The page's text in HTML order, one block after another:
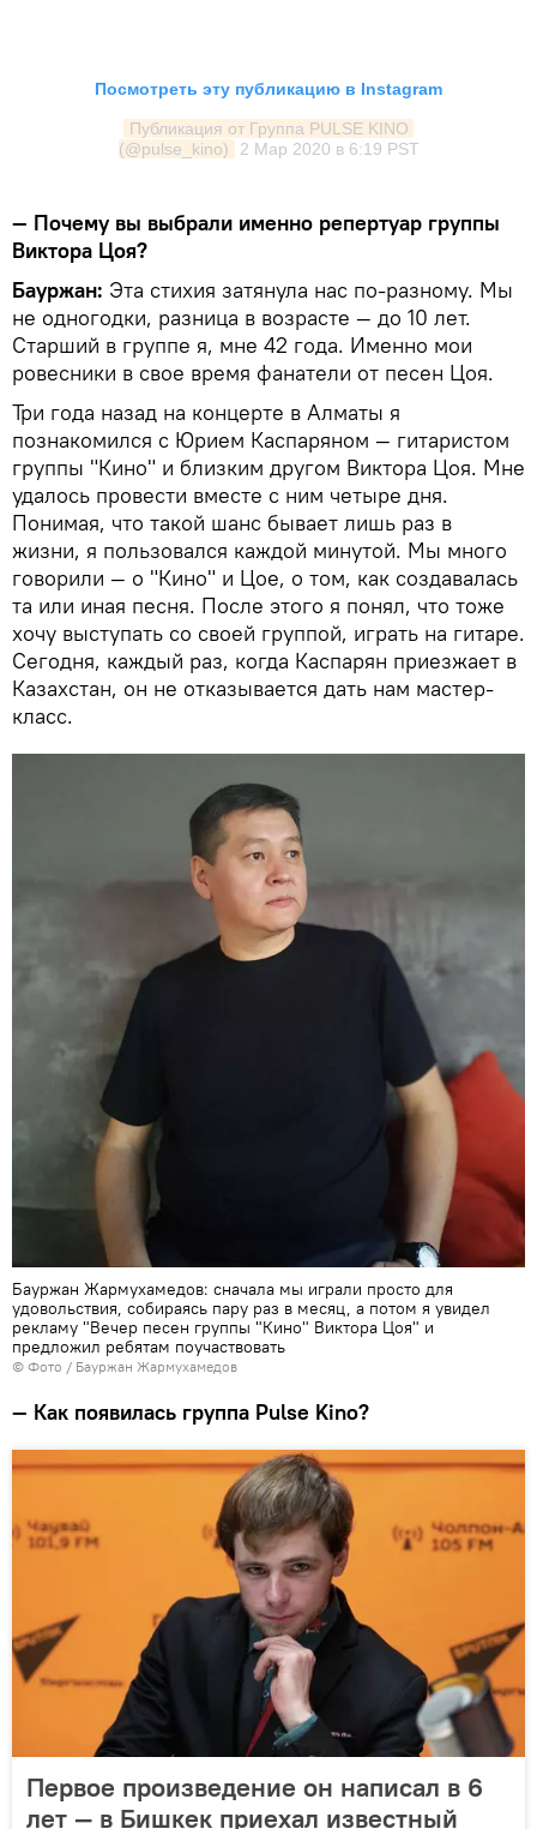
Посмотреть эту публикацию в Instagram
Публикация от Группа PULSE KINO
(@pulse_kino)
2 Мар 2020 в 6:19 PST
— Почему вы выбрали именно репертуар группы
Виктора Цоя?
Бауржан: Эта стихия затянула нас по-разному. Мы
не одногодки, разница в возрасте — до 10 лет.
Старший в группе я, мне 42 года. Именно мои
ровесники в свое время фанатели от песен Цоя.
Три года назад на концерте в Алматы я
познакомился с Юрием Каспаряном — гитаристом
группы "Кино" и близким другом Виктора Цоя. Мне
удалось провести вместе с ним четыре дня.
Понимая, что такой шанс бывает лишь раз в
жизни, я пользовался каждой минутой. Мы много
говорили — о "Кино" и Цое, о том, как создавалась
та или иная песня. После этого я понял, что тоже
хочу выступать со своей группой, играть на гитаре.
Сегодня, каждый раз, когда Каспарян приезжает в
Казахстан, он не отказывается дать нам мастер-
класс.
Бауржан Жармухамедов: сначала мы играли просто для
удовольствия, собираясь пару раз в месяц, а потом я увидел
рекламу "Вечер песен группы "Кино" Виктора Цоя" и
предложил ребятам поучаствовать
© Фото / Бауржан Жармухамедов
— Как появилась группа Pulse Kino?
Первое произведение он написал в 6
лет — в Бишкек приехал известный